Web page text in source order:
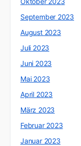
September 2023
August 2023
Juli 2023
Juni 2023
Mai 2023
April 2023
März 2023
Februar 2023
Januar 2023